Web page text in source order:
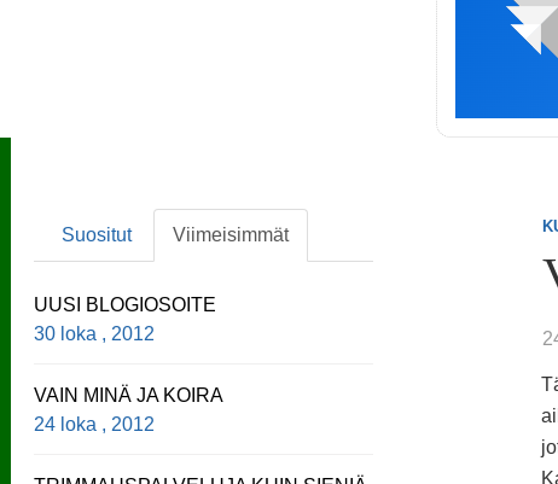
Suositut Viimeisimmät
UUSI BLOGIOSOITE
30 loka , 2012
VAIN MINÄ JA KOIRA
24 loka , 2012